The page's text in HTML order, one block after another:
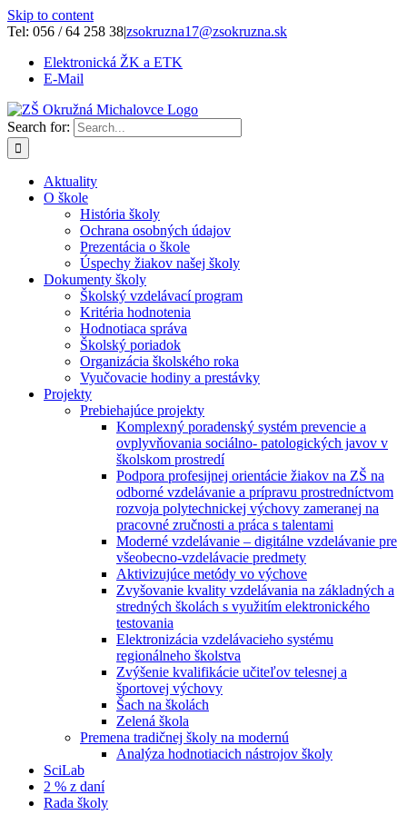
Skip to content
Tel: 056 / 64 258 38|zsokruzna17@zsokruzna.sk
Elektronická ŽK a ETK
E-Mail
Search for:
Aktuality
O škole
História školy
Ochrana osobných údajov
Prezentácia o škole
Úspechy žiakov našej školy
Dokumenty školy
Školský vzdelávací program
Kritéria hodnotenia
Hodnotiaca správa
Školský poriadok
Organizácia školského roka
Vyučovacie hodiny a prestávky
Projekty
Prebiehajúce projekty
Komplexný poradenský systém prevencie a
ovplyvňovania sociálno- patologických javov v
školskom prostredí
Podpora profesijnej orientácie žiakov na ZŠ na
odborné vzdelávanie a prípravu prostredníctvom
rozvoja polytechnickej výchovy zameranej na
pracovné zručnosti a práca s talentami
Moderné vzdelávanie – digitálne vzdelávanie pre
všeobecno-vzdelávacie predmety
Aktivizujúce metódy vo výchove
Zvyšovanie kvality vzdelávania na základných a
stredných školách s využitím elektronického
testovania
Elektronizácia vzdelávacieho systému
regionálneho školstva
Zvýšenie kvalifikácie učiteľov telesnej a
športovej výchovy
Šach na školách
Zelená škola
Premena tradičnej školy na modernú
Analýza hodnotiacich nástrojov školy
SciLab
2 % z daní
Rada školy